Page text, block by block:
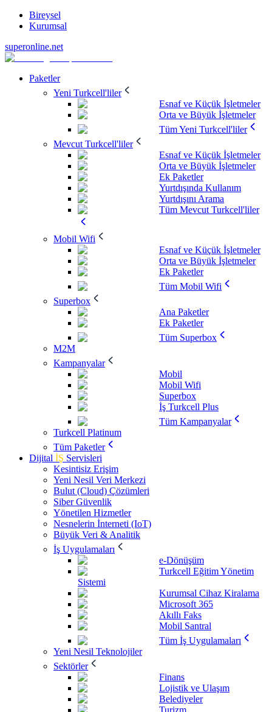
Bireysel
Kurumsal
superonline.net
Paketler
Yeni Turkcell'liler
Esnaf ve Küçük İşletmeler
Orta ve Büyük İşletmeler
Tüm Yeni Turkcell'liler
Mevcut Turkcell'liler
Esnaf ve Küçük İşletmeler
Orta ve Büyük İşletmeler
Ek Paketler
Yurtdışında Kullanım
Yurtdışını Arama
Tüm Mevcut Turkcell'liler
Mobil Wifi
Esnaf ve Küçük İşletmeler
Orta ve Büyük İşletmeler
Ek Paketler
Tüm Mobil Wifi
Superbox
Ana Paketler
Ek Paketler
Tüm Superbox
M2M
Kampanyalar
Mobil
Mobil Wifi
Superbox
İş Turkcell Plus
Tüm Kampanyalar
Turkcell Platinum
Tüm Paketler
Dijital İŞ Servisleri
Kesintisiz Erişim
Yeni Nesil Veri Merkezi
Bulut (Cloud) Çözümleri
Siber Güvenlik
Yönetilen Hizmetler
Nesnelerin İnterneti (IoT)
Büyük Veri & Analitik
İş Uygulamaları
e-Dönüşüm
Turkcell Eğitim Yönetim
Sistemi
Kurumsal Cihaz Kiralama
Microsoft 365
Akıllı Faks
Mobil Santral
Tüm İş Uygulamaları
Yeni Nesil Teknolojiler
Sektörler
Finans
Lojistik ve Ulaşım
Belediyeler
Turizm